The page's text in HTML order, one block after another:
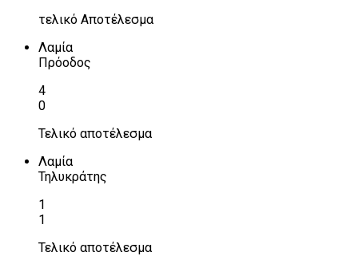
τελικό Αποτέλεσμα
Λαμία
Πρόοδος
4
0
Τελικό αποτέλεσμα
Λαμία
Τηλυκράτης
1
1
Τελικό αποτέλεσμα